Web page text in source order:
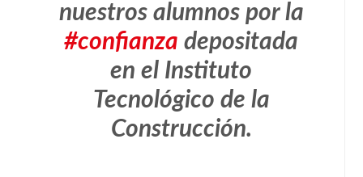
nuestros alumnos por la
#confianza depositada
en el Instituto
Tecnológico de la
Construcción.